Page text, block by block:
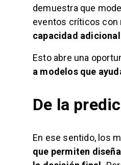
demuestra que
eventos críticos con
capacidad
Esto abre una
a modelos que
De la
En ese sentido, los
que permiten